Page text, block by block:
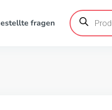
fragen
Products
search